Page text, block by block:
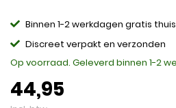
Binnen 1-2 werkdagen gratis
Discreet verpakt en verzonden
Op voorraad. Geleverd binnen 1-2
44,95